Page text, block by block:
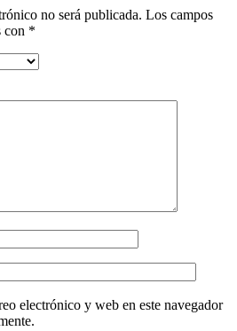
no será publicada. Los campos
con *
electrónico y web en este navegador